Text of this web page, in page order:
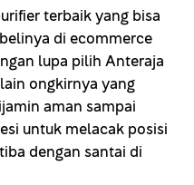
terbaik yang bisa
di ecommerce
lupa pilih Anteraja
ongkirnya yang
aman sampai
untuk melacak posisi
dengan santai di